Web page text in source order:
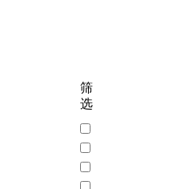
筛
选
2015
年
2014
年
2013